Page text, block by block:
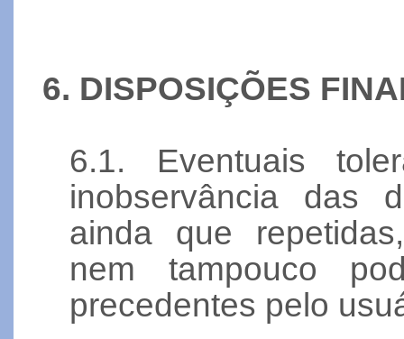
6. DISPOSIÇÕES
6.1. Eventuais
inobservância das
ainda que
nem tampouco
precedentes pelo